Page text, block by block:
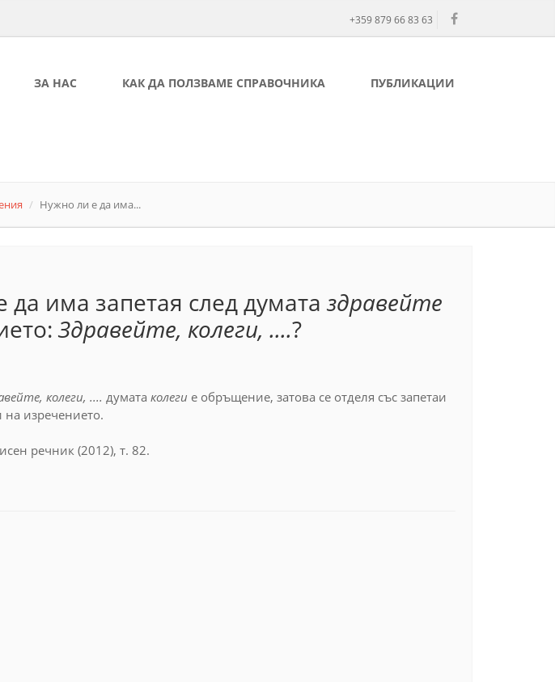
+359 879 66 83 63
ЗА НАС КАК ДА ПОЛЗВАМЕ СПРАВОЧНИКА ПУБЛИКАЦИИ
Нужно ли е да има...
има запетая след думата здравейте
Здравейте, колеги, ....?
колеги, .... думата колеги е обръщение, затова се отделя със запетаи
на изречението.
речник (2012), т. 82.